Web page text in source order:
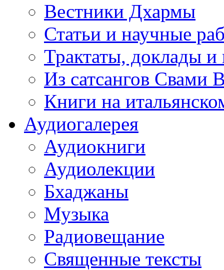
Вестники Дхармы
Статьи и научные
Трактаты, доклады
Из сатсангов Свами
Книги на
Аудиогалерея
Аудиокниги
Аудиолекции
Бхаджаны
Музыка
Радиовещание
Священные тексты